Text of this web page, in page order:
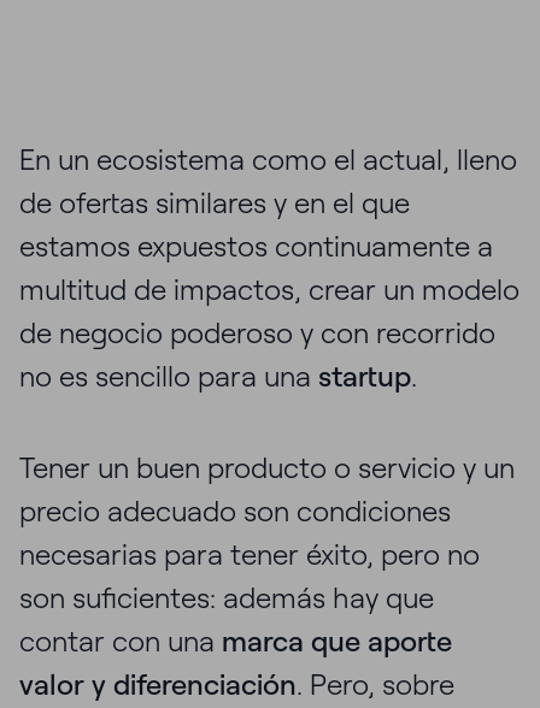
En un ecosistema como el actual, lleno
de ofertas similares y en el que
estamos expuestos continuamente a
multitud de impactos, crear un modelo
de negocio poderoso y con recorrido
no es sencillo para una startup.
Tener un buen producto o servicio y un
precio adecuado son condiciones
necesarias para tener éxito, pero no
son suficientes: además hay que
contar con una marca que aporte
valor y diferenciación. Pero, sobre